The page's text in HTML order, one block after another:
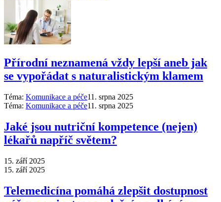
Přírodní neznamená vždy lepší aneb jak
se vypořádat s naturalistickým klamem
Téma: Komunikace a péče11. srpna 2025
Téma: Komunikace a péče11. srpna 2025
Jaké jsou nutriční kompetence (nejen)
lékařů napříč světem?
15. září 2025
15. září 2025
Telemedicína pomáhá zlepšit dostupnost